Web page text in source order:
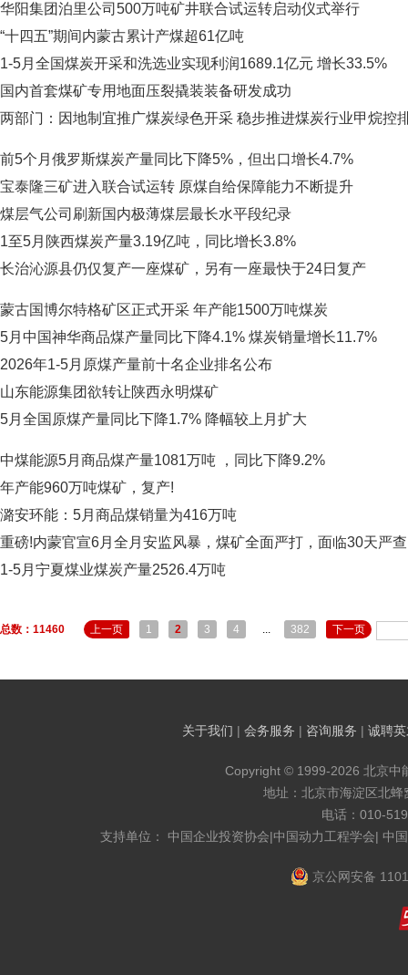
华阳集团泊里公司500万吨矿井联合试运转启动仪式举行
“十四五”期间内蒙古累计产煤超61亿吨
1-5月全国煤炭开采和洗选业实现利润1689.1亿元 增长33.5%
国内首套煤矿专用地面压裂撬装装备研发成功
两部门：因地制宜推广煤炭绿色开采 稳步推进煤炭行业甲烷控
前5个月俄罗斯煤炭产量同比下降5%，但出口增长4.7%
宝泰隆三矿进入联合试运转 原煤自给保障能力不断提升
煤层气公司刷新国内极薄煤层最长水平段纪录
1至5月陕西煤炭产量3.19亿吨，同比增长3.8%
长治沁源县仍仅复产一座煤矿，另有一座最快于24日复产
蒙古国博尔特格矿区正式开采 年产能1500万吨煤炭
5月中国神华商品煤产量同比下降4.1% 煤炭销量增长11.7%
2026年1-5月原煤产量前十名企业排名公布
山东能源集团欲转让陕西永明煤矿
5月全国原煤产量同比下降1.7% 降幅较上月扩大
中煤能源5月商品煤产量1081万吨 ，同比下降9.2%
年产能960万吨煤矿，复产!
潞安环能：5月商品煤销量为416万吨
重磅!内蒙官宣6月全月安监风暴，煤矿全面严打，面临30天严查
1-5月宁夏煤业煤炭产量2526.4万吨
总数：11460 上一页 1 2 3 4 ... 382 下一页
关于我们 | 会务服务 | 咨询服务 | 诚聘
Copyright © 1999-2026 北京中
地址：北京市海淀区北
电话：010-
支持单位： 中国企业投资协会|中国动力工程学会| 中
京公网安备